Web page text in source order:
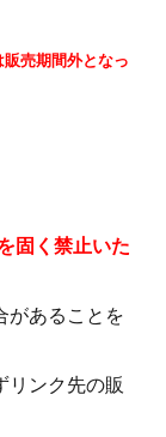
売期間外となっ
固く禁止いた
があることを
リンク先の販